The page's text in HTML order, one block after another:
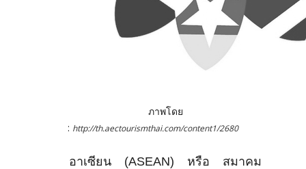
ภาพโดย
: http://th.aectourismthai.com/content1/2680
อาเซียน (ASEAN) หรือ สมาคม